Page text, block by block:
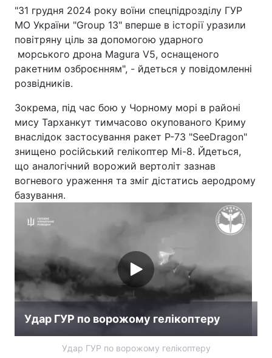
"31 грудня 2024 року воїни спецпідрозділу ГУР
МО України "Group 13" вперше в історії уразили
повітряну ціль за допомогою ударного
морського дрона Magura V5, оснащеного
ракетним озброєнням", - йдеться у повідомленні
розвідників.
Зокрема, під час бою у Чорному морі в районі
мису Тарханкут тимчасово окупованого Криму
внаслідок застосування ракет Р-73 "SeeDragon"
знищено російський гелікоптер Мі-8. Йдеться,
що аналогічний ворожий вертоліт зазнав
вогневого ураження та зміг дістатись аеродрому
базування.
Удар ГУР по ворожому гелікоптеру
Удар ГУР по ворожому гелікоптеру